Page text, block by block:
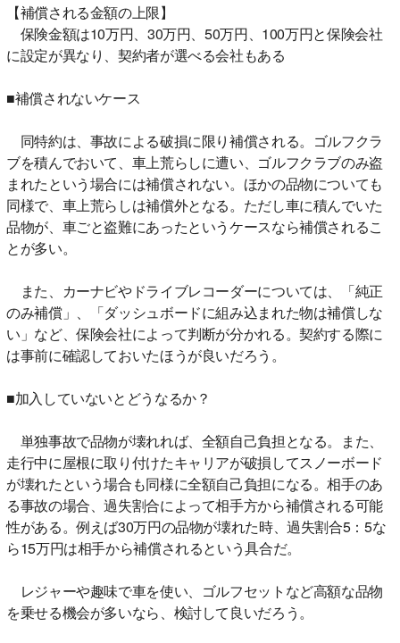
【補償される金額の上限】
保険金額は10万円、30万円、50万円、100万円と保険会社
に設定が異なり、契約者が選べる会社もある
■補償されないケース
同特約は、事故による破損に限り補償される。ゴルフクラ
ブを積んでおいて、車上荒らしに遭い、ゴルフクラブのみ盗
まれたという場合には補償されない。ほかの品物についても
同様で、車上荒らしは補償外となる。ただし車に積んでいた
品物が、車ごと盗難にあったというケースなら補償されるこ
とが多い。
また、カーナビやドライブレコーダーについては、「純正
のみ補償」、「ダッシュボードに組み込まれた物は補償しな
い」など、保険会社によって判断が分かれる。契約する際に
は事前に確認しておいたほうが良いだろう。
■加入していないとどうなるか？
単独事故で品物が壊れれば、全額自己負担となる。また、
走行中に屋根に取り付けたキャリアが破損してスノーボード
が壊れたという場合も同様に全額自己負担になる。相手のあ
る事故の場合、過失割合によって相手方から補償される可能
性がある。例えば30万円の品物が壊れた時、過失割合5：5な
ら15万円は相手から補償されるという具合だ。
レジャーや趣味で車を使い、ゴルフセットなど高額な品物
を乗せる機会が多いなら、検討して良いだろう。